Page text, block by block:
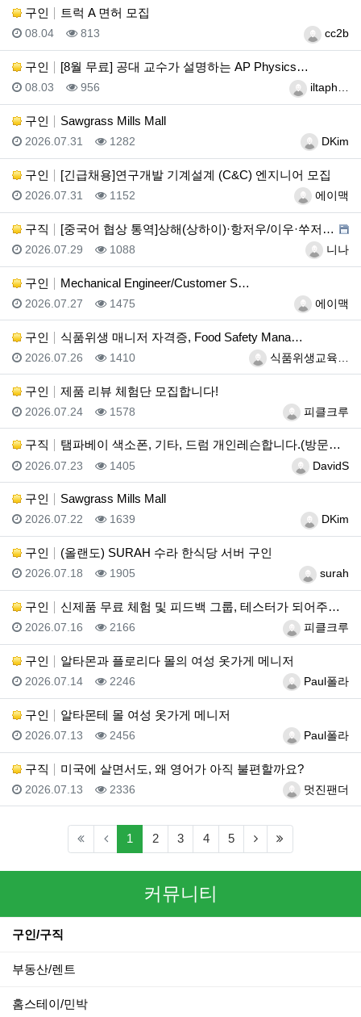
구인
트럭 A 면허 모집
등록자cc2b
등록일
08.04 조회
813
구인 [8월 무료] 공대 교수가 설명하는 AP Physics…
등록자iltaph…
등록일
08.03 조회
956
구인 Sawgrass Mills Mall
등록자DKim
등록일
2026.07.31 조회
1282
구인 [긴급채용]연구개발 기계설계 (C&C) 엔지니어 모집
등록자에이맥
등록일
2026.07.31 조회
1152
구직 [중국어 협상 통역]상해(상하이)·항저우/이우·쑤저우 …
등록자니나
등록일
2026.07.29 조회
1088
구인 Mechanical Engineer/Customer S…
등록자에이맥
등록일
2026.07.27 조회
1475
구인 식품위생 매니저 자격증, Food Safety Mana…
등록자식품위생교육…
등록일
2026.07.26 조회
1410
구인 제품 리뷰 체험단 모집합니다!
등록자피클크루
등록일
2026.07.24 조회
1578
구직 탬파베이 색소폰, 기타, 드럼 개인레슨합니다.(방문레슨…
등록자DavidS
등록일
2026.07.23 조회
1405
구인 Sawgrass Mills Mall
등록자DKim
등록일
2026.07.22 조회
1639
구인 (올랜도) SURAH 수라 한식당 서버 구인
등록자surah
등록일
2026.07.18 조회
1905
구인 신제품 무료 체험 및 피드백 그룹, 테스터가 되어주세요…
등록자피클크루
등록일
2026.07.16 조회
2166
구인 알타몬과 플로리다 몰의 여성 옷가게 메니저
등록자Paul폴라
등록일
2026.07.14 조회
2246
구인 알타몬테 몰 여성 옷가게 메니저
등록자Paul폴라
등록일
2026.07.13 조회
2456
구직 미국에 살면서도, 왜 영어가 아직 불편할까요?
등록자멋진팬더
등록일
2026.07.13 조회
2336
1 (current)
2 3 4 5 (next)
커뮤니티
구인/구직
부동산/렌트
홈스테이/민박